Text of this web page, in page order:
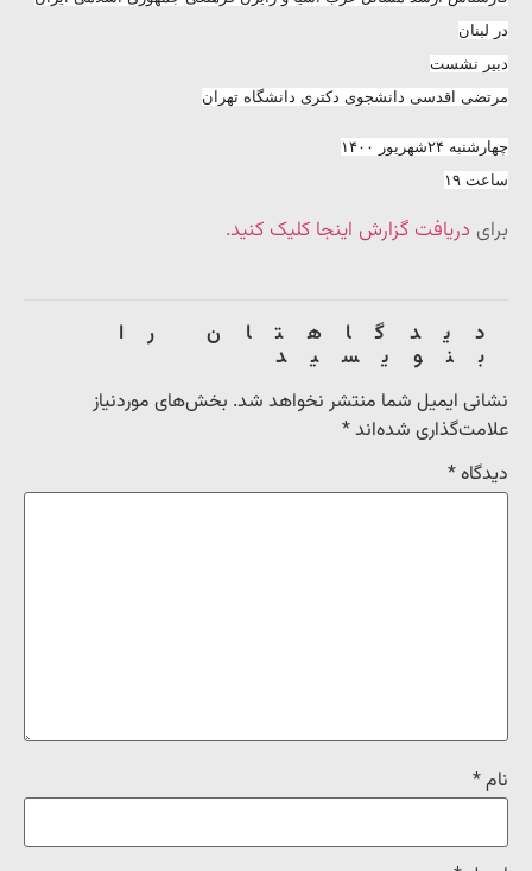
در لبنان
دبیر نشست
مرتضی اقدسی دانشجوی دکتری دانشگاه تهران
چهارشنبه ۲۴شهریور ۱۴۰۰
ساعت ۱۹
برای دریافت گزارش اینجا کلیک کنید.
دیدگاهتان را
بنویسید
نشانی ایمیل شما منتشر نخواهد شد. بخش‌های موردنیاز
علامت‌گذاری شده‌اند*
دیدگاه*
نام*